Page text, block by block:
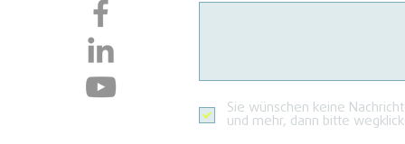
Sie wünschen keine
und mehr, dann bitte